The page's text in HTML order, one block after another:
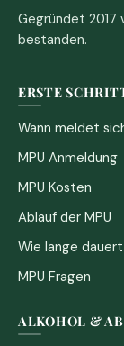
Gegründet 2017
bestanden.
ERSTE
Wann meldet
MPU Anmeldung
MPU Kosten
Ablauf der MPU
Wie lange dauert
MPU Fragen
ALKOHOL &